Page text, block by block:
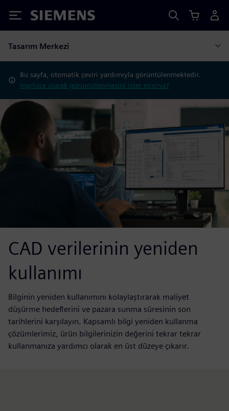
Siemens
Tasarım Merkezi
Bu sayfa, otomatik çeviri yardımıyla görüntülenmektedir.
İngilizce olarak görüntülenmesini ister misiniz?
CAD verilerinin yeniden
kullanımı
Bilginin yeniden kullanımını kolaylaştırarak maliyet
düşürme hedeflerini ve pazara sunma süresinin son
tarihlerini karşılayın. Kapsamlı bilgi yeniden kullanma
çözümlerimiz, ürün bilgilerinizin değerini tekrar tekrar
kullanmanıza yardımcı olarak en üst düzeye çıkarır.